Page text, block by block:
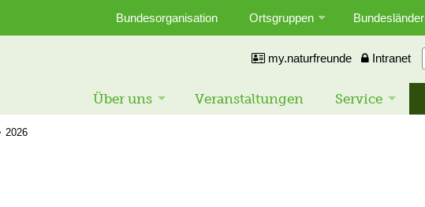
Bundesorganisation Ortsgruppen Bundesländer
my.naturfreunde Intranet
Über uns Veranstaltungen Service
2026